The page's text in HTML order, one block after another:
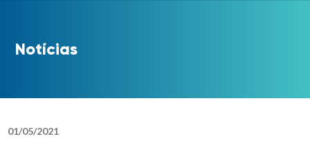
Notícias
01/05/2021